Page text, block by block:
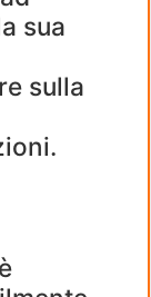
sua
sulla